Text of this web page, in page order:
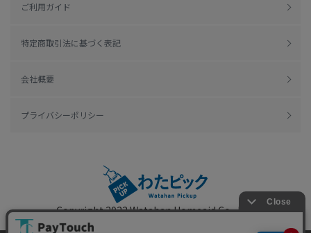
ご利用ガイド
特定商取引法に基づく表記
会社概要
プライバシーポリシー
Copyright 2022Watahan Homeaid Co., Ltd.
Powered by Watahan Partners Co., Ltd.